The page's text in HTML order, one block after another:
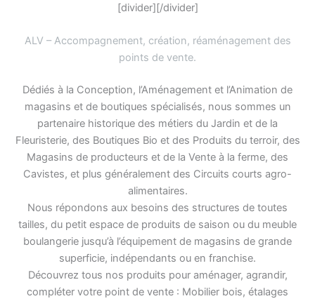
[divider][/divider]
ALV – Accompagnement, création, réaménagement des
points de vente.
Dédiés à la Conception, l’Aménagement et l’Animation de
magasins et de boutiques spécialisés, nous sommes un
partenaire historique des métiers du Jardin et de la
Fleuristerie, des Boutiques Bio et des Produits du terroir, des
Magasins de producteurs et de la Vente à la ferme, des
Cavistes, et plus généralement des Circuits courts agro-
alimentaires.
Nous répondons aux besoins des structures de toutes
tailles, du petit espace de produits de saison ou du meuble
boulangerie jusqu’à l’équipement de magasins de grande
superficie, indépendants ou en franchise.
Découvrez tous nos produits pour aménager, agrandir,
compléter votre point de vente : Mobilier bois, étalages